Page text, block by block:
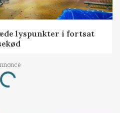
lyspunkter i fortsat
Loading...